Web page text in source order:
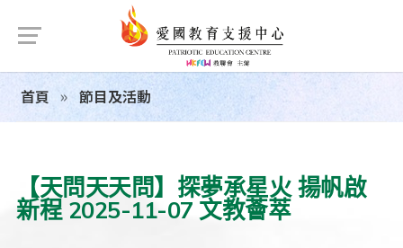
首頁 節目及活動
【天問天天問】探夢承星火 揚帆啟
新程 2025-11-07 文教薈萃